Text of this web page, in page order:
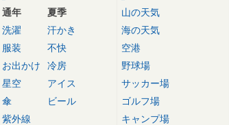
通年
洗濯
服装
お出かけ
星空
傘
紫外線
夏季
汗かき
不快
冷房
アイス
ビール
山の天気
海の天気
空港
野球場
サッカー場
ゴルフ場
キャンプ場